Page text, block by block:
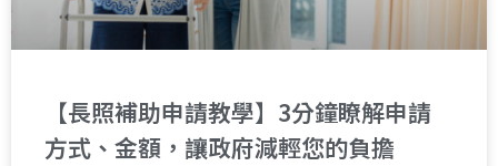
【長照補助申請教學】3分鐘瞭解申請
方式、金額，讓政府減輕您的負擔